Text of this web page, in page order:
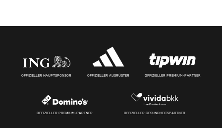
OFFIZIELLER HAUPTSPONSOR OFFIZIELLER AUSRÜSTER OFFIZIELLER PREMIUM-PARTNER
OFFIZIELLER PREMIUM-PARTNER OFFIZIELLER GESUNDHEITSPARTNER